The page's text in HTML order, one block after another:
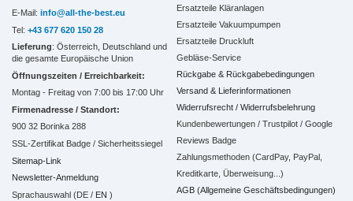
E-Mail: info@all-the-best.eu
Tel: +43 677 620 150 28
Lieferung: Österreich, Deutschland und
die gesamte Europäische Union
Öffnungszeiten / Erreichbarkeit:
Montag - Freitag von 7:00 bis 17:00 Uhr
Firmenadresse / Standort:
900 32 Borinka 288
SSL-Zertifikat Badge / Sicherheitssiegel
Sitemap-Link
Newsletter-Anmeldung
Sprachauswahl (DE / EN )
Ersatzteile Kläranlagen
Ersatzteile Vakuumpumpen
Ersatzteile Druckluft
Gebläse-Service
Rückgabe & Rückgabebedingungen
Versand & Lieferinformationen
Widerrufsrecht / Widerrufsbelehrung
Kundenbewertungen / Trustpilot / Google
Reviews Badge
Zahlungsmethoden (CardPay, PayPal,
Kreditkarte, Überweisung...)
AGB (Allgemeine Geschäftsbedingungen)